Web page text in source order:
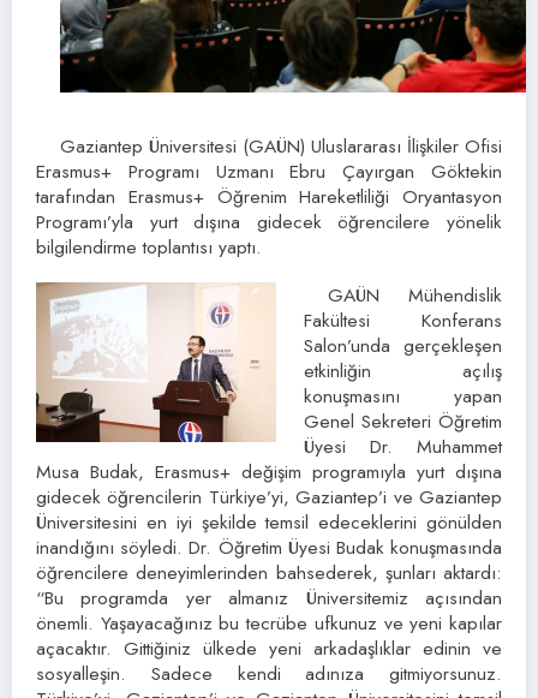
Gaziantep Üniversitesi (GAÜN) Uluslararası İlişkiler Ofisi
Erasmus+ Programı Uzmanı Ebru Çayırgan Göktekin
tarafından Erasmus+ Öğrenim Hareketliliği Oryantasyon
Programı’yla yurt dışına gidecek öğrencilere yönelik
bilgilendirme toplantısı yaptı.
GAÜN Mühendislik
Fakültesi Konferans
Salon’unda gerçekleşen
etkinliğin açılış
konuşmasını yapan
Genel Sekreteri Öğretim
Üyesi Dr. Muhammet
Musa Budak, Erasmus+ değişim programıyla yurt dışına
gidecek öğrencilerin Türkiye’yi, Gaziantep’i ve Gaziantep
Üniversitesini en iyi şekilde temsil edeceklerini gönülden
inandığını söyledi. Dr. Öğretim Üyesi Budak konuşmasında
öğrencilere deneyimlerinden bahsederek, şunları aktardı:
“Bu programda yer almanız Üniversitemiz açısından
önemli. Yaşayacağınız bu tecrübe ufkunuz ve yeni kapılar
açacaktır. Gittiğiniz ülkede yeni arkadaşlıklar edinin ve
sosyalleşin. Sadece kendi adınıza gitmiyorsunuz.